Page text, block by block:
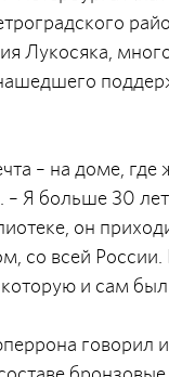
Лукосяка,
– на доме,
Я больше 30
он
со всей
и сам
говорил